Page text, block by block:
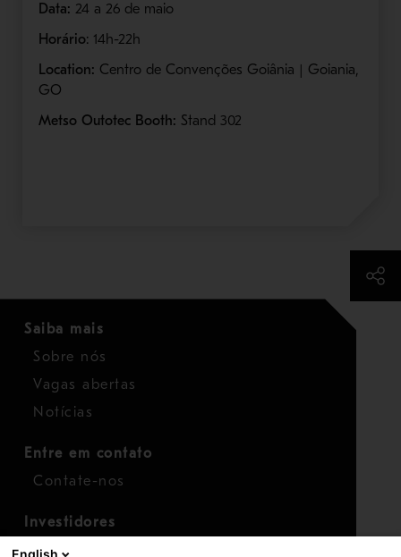
Data: 24 a 26 de maio
Horário: 14h-22h
Location: Centro de Convenções Goiânia | Goiania,
GO
Metso Outotec Booth: Stand 302
Saiba mais
Sobre nós
Vagas abertas
Notícias
Entre em contato
Contate-nos
Investidores
Calendário para investidores
English